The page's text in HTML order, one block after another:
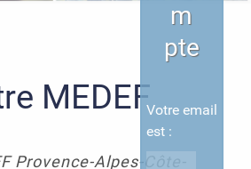
m
pte
Votre email
est :
MEDEF
Provence-Alpes-Côte-